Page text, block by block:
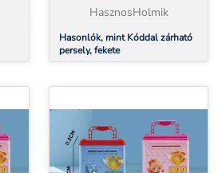
HasznosHolmik
Hasonlók, mint Kóddal zárható
persely, fekete